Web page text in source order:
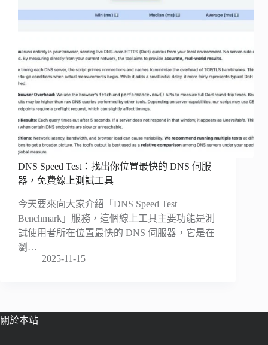
DNS Speed Test：找出你位置最快的 DNS 伺服
器，免費線上測試工具
今天要來向大家介紹「DNS Speed Test
Benchmark」服務，這個線上工具主要功能是測
試使用者所在位置最快的 DNS 伺服器，它是在
瀏…
2025-11-15
關於本站